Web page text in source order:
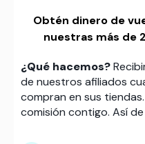
Obtén dinero de
nuestras más de
¿Qué hacemos?
de nuestros afiliados
compran en sus
comisión contigo. Así de